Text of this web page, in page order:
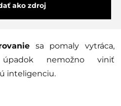
ako zdroj
sa pomaly vytráca,
nemožno viniť
inteligenciu.